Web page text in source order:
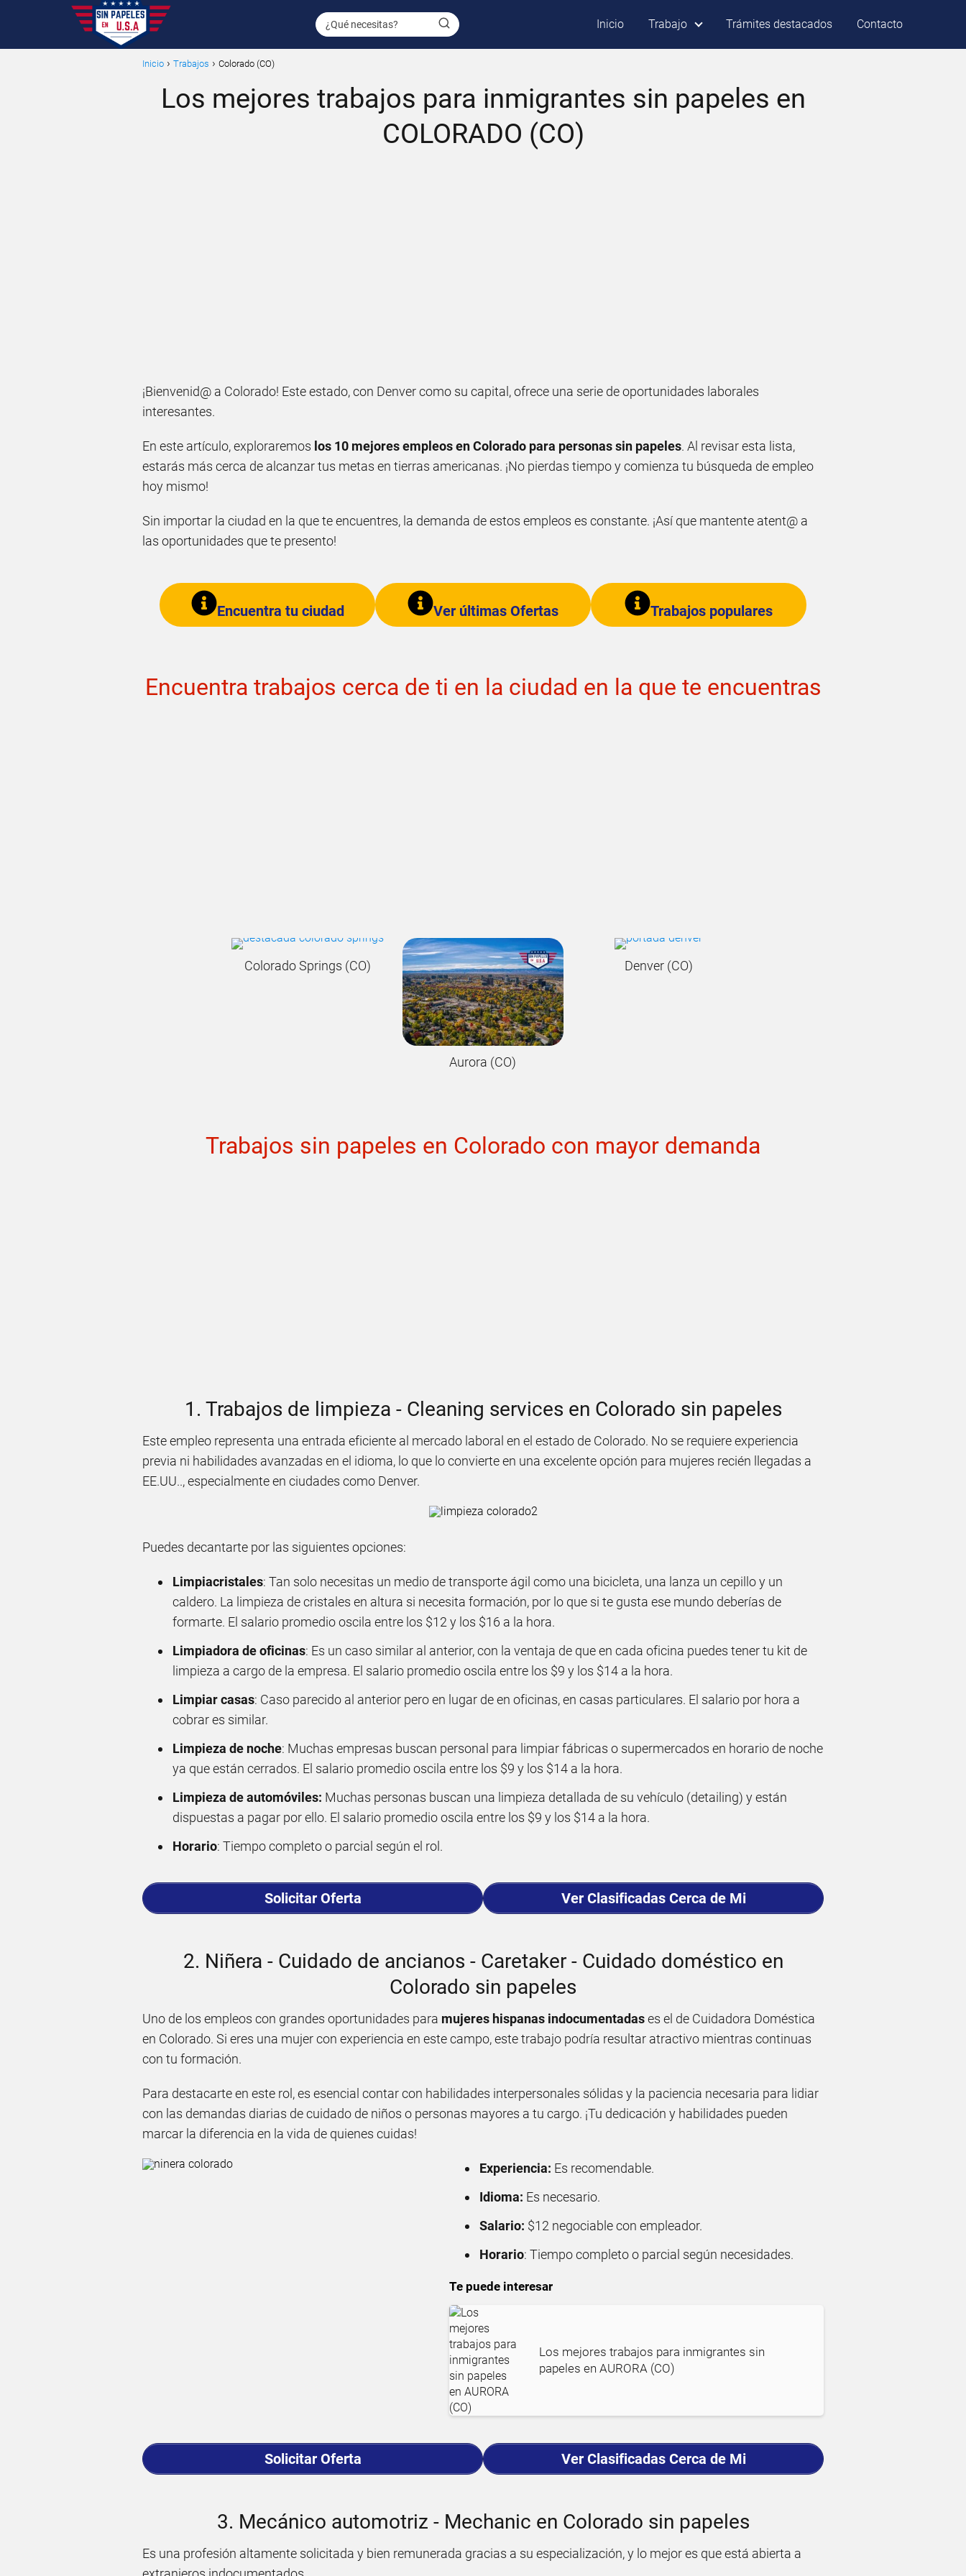
Inicio Trabajo Trámites destacados Contacto
Inicio Trabajos Colorado (CO)
Los mejores trabajos para inmigrantes sin papeles en
COLORADO (CO)
¡Bienvenid@ a Colorado! Este estado, con Denver como su capital, ofrece una serie de oportunidades laborales
interesantes.
En este artículo, exploraremos los 10 mejores empleos en Colorado para personas sin papeles. Al revisar esta lista,
estarás más cerca de alcanzar tus metas en tierras americanas. ¡No pierdas tiempo y comienza tu búsqueda de empleo
hoy mismo!
Sin importar la ciudad en la que te encuentres, la demanda de estos empleos es constante. ¡Así que mantente atent@ a
las oportunidades que te presento!
Encuentra tu ciudad Ver últimas Ofertas Trabajos populares
Encuentra trabajos cerca de ti en la ciudad en la que te encuentras
Colorado Springs (CO)
Aurora (CO)
Denver (CO)
Trabajos sin papeles en Colorado con mayor demanda
1. Trabajos de limpieza - Cleaning services en Colorado sin papeles
Este empleo representa una entrada eficiente al mercado laboral en el estado de Colorado. No se requiere experiencia
previa ni habilidades avanzadas en el idioma, lo que lo convierte en una excelente opción para mujeres recién llegadas a
EE.UU.., especialmente en ciudades como Denver.
Puedes decantarte por las siguientes opciones:
Limpiacristales: Tan solo necesitas un medio de transporte ágil como una bicicleta, una lanza un cepillo y un
caldero. La limpieza de cristales en altura si necesita formación, por lo que si te gusta ese mundo deberías de
formarte. El salario promedio oscila entre los $12 y los $16 a la hora.
Limpiadora de oficinas: Es un caso similar al anterior, con la ventaja de que en cada oficina puedes tener tu kit de
limpieza a cargo de la empresa. El salario promedio oscila entre los $9 y los $14 a la hora.
Limpiar casas: Caso parecido al anterior pero en lugar de en oficinas, en casas particulares. El salario por hora a
cobrar es similar.
Limpieza de noche: Muchas empresas buscan personal para limpiar fábricas o supermercados en horario de noche
ya que están cerrados. El salario promedio oscila entre los $9 y los $14 a la hora.
Limpieza de automóviles: Muchas personas buscan una limpieza detallada de su vehículo (detailing) y están
dispuestas a pagar por ello. El salario promedio oscila entre los $9 y los $14 a la hora.
Horario: Tiempo completo o parcial según el rol.
Solicitar Oferta Ver Clasificadas Cerca de Mi
2. Niñera - Cuidado de ancianos - Caretaker - Cuidado doméstico en
Colorado sin papeles
Uno de los empleos con grandes oportunidades para mujeres hispanas indocumentadases el de Cuidadora Doméstica
en Colorado. Si eres una mujer con experiencia en este campo, este trabajo podría resultar atractivo mientras continuas
con tu formación.
Para destacarte en este rol, es esencial contar con habilidades interpersonales sólidas y la paciencia necesaria para lidiar
con las demandas diarias de cuidado de niños o personas mayores a tu cargo. ¡Tu dedicación y habilidades pueden
marcar la diferencia en la vida de quienes cuidas!
Experiencia: Es recomendable.
Idioma: Es necesario.
Salario: $12 negociable con empleador.
Horario: Tiempo completo o parcial según necesidades.
Te puede interesar
Los mejores trabajos para inmigrantes sin
papeles en AURORA (CO)
Solicitar Oferta Ver Clasificadas Cerca de Mi
3. Mecánico automotriz - Mechanic en Colorado sin papeles
Es una profesión altamente solicitada y bien remunerada gracias a su especialización, y lo mejor es que está abierta a